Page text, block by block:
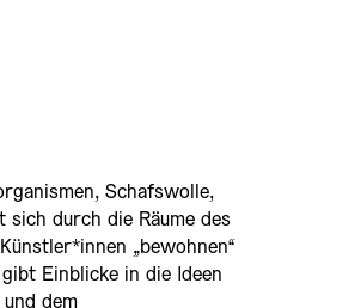
Schafswolle,
sich durch die Räume des
„bewohnen“
Einblicke in die Ideen
dem